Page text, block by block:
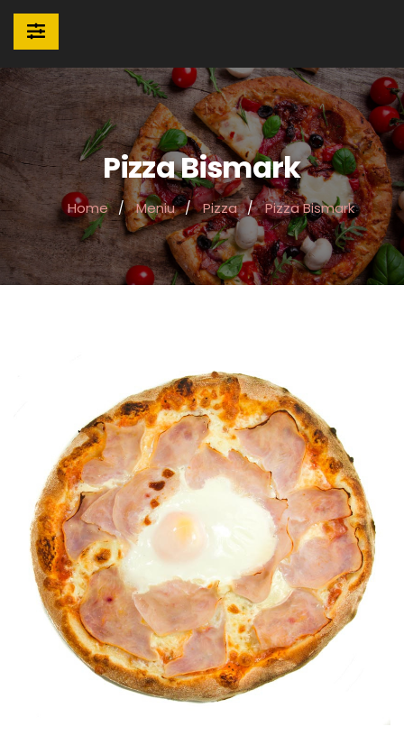
Pizza Bismark
Home Meniu Pizza Pizza Bismark